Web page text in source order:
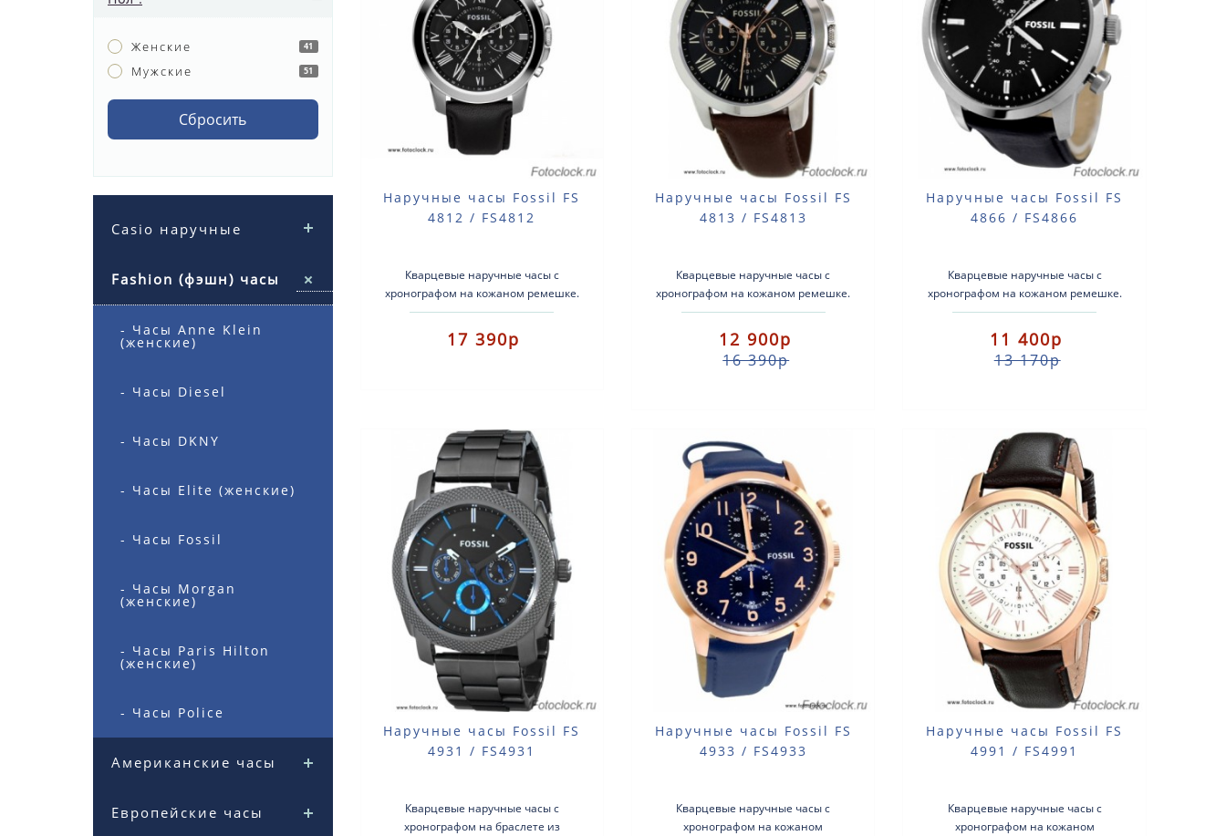
Женские 41
Мужские 51
Сбросить
Casio наручные
Fashion (фэшн) часы
- Часы Anne Klein
(женские)
- Часы Diesel
- Часы DKNY
- Часы Elite (женские)
- Часы Fossil
- Часы Morgan
(женские)
- Часы Paris Hilton
(женские)
- Часы Police
Американские часы
Европейские часы
Наручные часы Fossil FS
4812 / FS4812
Кварцевые наручные часы с
хронографом на кожаном ремешке.
Тип механизма: кварцевый Корпус:
нержавеющая сталь Ремень: кожа..
17 390р
Наручные часы Fossil FS
4813 / FS4813
Кварцевые наручные часы с
хронографом на кожаном ремешке.
Тип механизма: кварцевый Корпус:
нержавеющая сталь Ремень: кожа..
12 900р
16 390р
Наручные часы Fossil FS
4866 / FS4866
Кварцевые наручные часы с
хронографом на кожаном ремешке.
Тип механизма: кварцевый Корпус:
нержавеющая сталь. Ремень: кож..
11 400р
13 170р
Наручные часы Fossil FS
4931 / FS4931
Кварцевые наручные часы с
хронографом на браслете из
Наручные часы Fossil FS
4933 / FS4933
Кварцевые наручные часы с
хронографом на кожаном
Наручные часы Fossil FS
4991 / FS4991
Кварцевые наручные часы с
хронографом на кожаном